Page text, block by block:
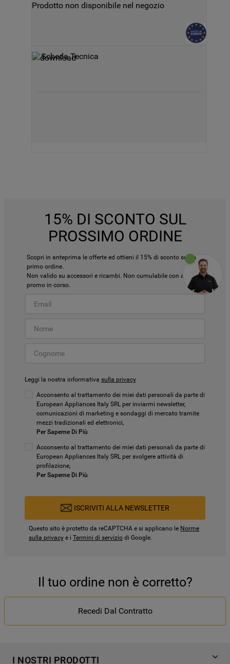
Prodotto non disponibile nel negozio
Scheda Tecnica
15% DI SCONTO SUL
PROSSIMO ORDINE
Scopri in anteprima le offerte ed ottieni il 15% di sconto sul tuo
primo ordine.
Non valido su accessori e ricambi. Non cumulabile con altre
promo in corso.
Leggi la nostra informativa sulla privacy
Acconsento al trattamento dei miei dati personali da parte di
European Appliances Italy SRL per inviarmi newsletter,
comunicazioni di marketing e sondaggi di mercato tramite
mezzi tradizionali ed elettronici,
Per Saperne Di Più
Acconsento al trattamento dei miei dati personali da parte di
European Appliances Italy SRL per svolgere attività di
profilazione,
Per Saperne Di Più
ISCRIVITI ALLA NEWSLETTER
Questo sito è protetto da reCAPTCHA e si applicano le Norme
sulla privacy e i Termini di servizio di Google.
Il tuo ordine non è corretto?
Recedi Dal Contratto
I NOSTRI PRODOTTI